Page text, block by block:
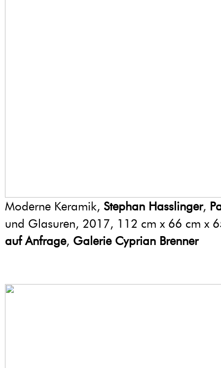
Moderne Keramik, Stephan Hasslinger,
und Glasuren, 2017, 112 cm x 66 cm x
auf Anfrage, Galerie Cyprian Brenner